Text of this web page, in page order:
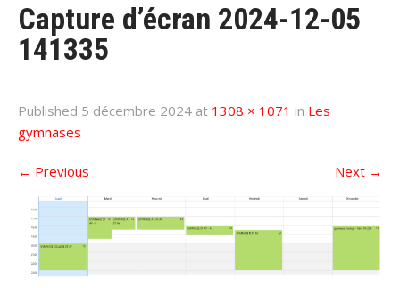
Capture d’écran 2024-12-05
141335
Published 5 décembre 2024 at 1308 × 1071 in Les
gymnases
← Previous Next →